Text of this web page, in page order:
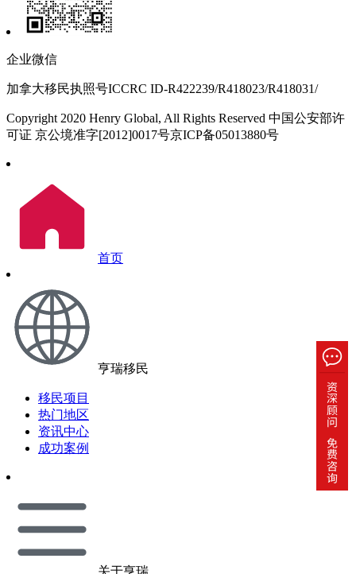
企业微信
加拿大移民执照号ICCRC ID-R422239/R418023/R418031/
Copyright 2020 Henry Global, All Rights Reserved 中国公安部许
可证 京公境准字[2012]0017号京ICP备05013880号
首页
亨瑞移民
移民项目
热门地区
资讯中心
成功案例
关于亨瑞